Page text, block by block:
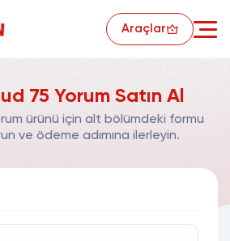
Araçlar
75 Yorum Satın Al
ürünü için alt bölümdeki formu
ve ödeme adımına ilerleyin.